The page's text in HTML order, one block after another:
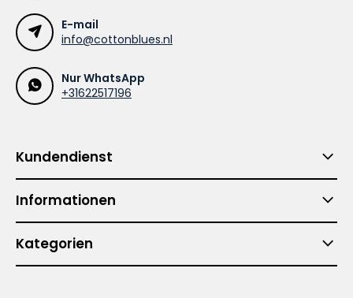
E-mail
info@cottonblues.nl
Nur WhatsApp
+31622517196
Kundendienst
Informationen
Kategorien